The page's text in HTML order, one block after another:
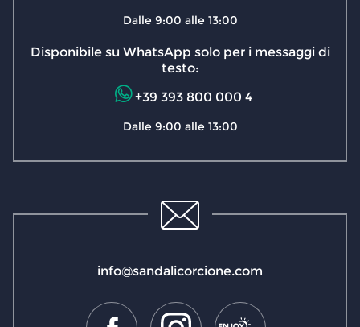
info@sandalicorcione.com
Dalle 9:00 alle 13:00
Disponibile su WhatsApp solo per i messaggi di
testo:
+39 393 800 000 4
Dalle 9:00 alle 13:00